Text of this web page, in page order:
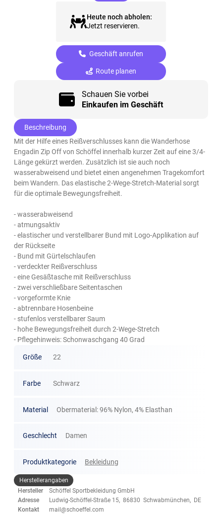
Heute noch abholen:
Jetzt reservieren.
Geschäft anrufen
Route planen
Schauen Sie vorbei
Einkaufen im Geschäft
Beschreibung
Mit der Hilfe eines Reißverschlusses kann die Wanderhose
Engadin Zip Off von Schöffel innerhalb kurzer Zeit auf eine 3/4-
Länge gekürzt werden. Zusätzlich ist sie auch noch
wasserabweisend und bietet einen angenehmen Tragekomfort
beim Wandern. Das elastische 2-Wege-Stretch-Material sorgt
für die optimale Bewegungsfreiheit.
- wasserabweisend
- atmungsaktiv
- elastischer und verstellbarer Bund mit Logo-Applikation auf
der Rückseite
- Bund mit Gürtelschlaufen
- verdeckter Reißverschluss
- eine Gesäßtasche mit Reißverschluss
- zwei verschließbare Seitentaschen
- vorgeformte Knie
- abtrennbare Hosenbeine
- stufenlos verstellbarer Saum
- hohe Bewegungsfreiheit durch 2-Wege-Stretch
- Pflegehinweis: Schonwaschgang 40 Grad
Größe 22
Farbe Schwarz
Material Obermaterial: 96% Nylon, 4% Elasthan
Geschlecht Damen
Produktkategorie Bekleidung
Herstellerangaben
Hersteller
Schöffel Sportbekleidung GmbH
Adresse
Ludwig-Schöffel-Straße 15, 86830 Schwabmünchen, DE
Kontakt
mail@schoeffel.com